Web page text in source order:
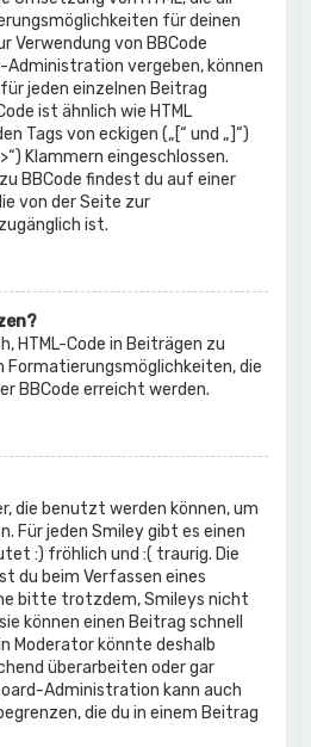
für deinen
Verwendung von BBCode
Administration vergeben, können
jeden einzelnen Beitrag
ist ähnlich wie HTML
Tags von eckigen („[“ und „]“)
Klammern eingeschlossen.
BBCode findest du auf einer
von der Seite zur
ist.
HTML-Code in Beiträgen zu
Formatierungsmöglichkeiten, die
BBCode erreicht werden.
die benutzt werden können, um
Für jeden Smiley gibt es einen
:) fröhlich und :( traurig. Die
du beim Verfassen eines
bitte trotzdem, Smileys nicht
können einen Beitrag schnell
Moderator könnte deshalb
überarbeiten oder gar
Administration kann auch
die du in einem Beitrag